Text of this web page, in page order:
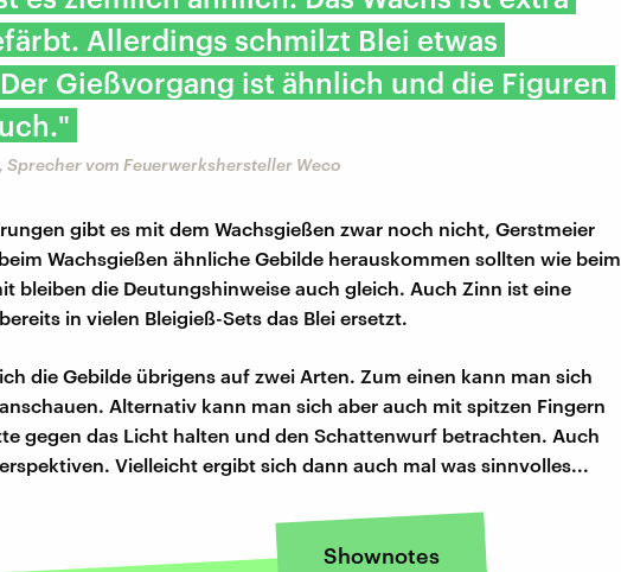
Allerdings schmilzt Blei etwas
Gießvorgang ist ähnlich und die Figuren
Sprecher vom Feuerwerkshersteller Weco
gibt es mit dem Wachsgießen zwar noch nicht, Gerstmeier
Wachsgießen ähnliche Gebilde herauskommen sollten wie beim
bleiben die Deutungshinweise auch gleich. Auch Zinn ist eine
in vielen Bleigieß-Sets das Blei ersetzt.
die Gebilde übrigens auf zwei Arten. Zum einen kann man sich
Alternativ kann man sich aber auch mit spitzen Fingern
gegen das Licht halten und den Schattenwurf betrachten. Auch
Vielleicht ergibt sich dann auch mal was sinnvolles...
Shownotes